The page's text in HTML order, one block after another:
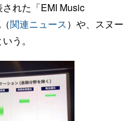
れた「EMI Music
関連ニュース）や、スヌー
う。